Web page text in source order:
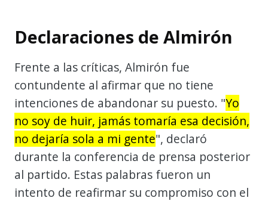
Declaraciones de Almirón
Frente a las críticas, Almirón fue
contundente al afirmar que no tiene
intenciones de abandonar su puesto. "Yo
no soy de huir, jamás tomaría esa decisión,
no dejaría sola a mi gente", declaró
durante la conferencia de prensa posterior
al partido. Estas palabras fueron un
intento de reafirmar su compromiso con el